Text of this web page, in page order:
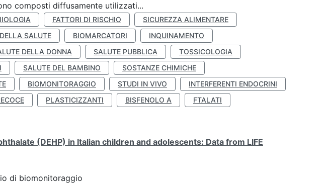
composti diffusamente utilizzati...
FATTORI DI RISCHIO
SICUREZZA ALIMENTARE
SALUTE BIOMARCATORI
INQUINAMENTO
DELLA DONNA SALUTE PUBBLICA
TOSSICOLOGIA
SALUTE DEL BAMBINO
SOSTANZE CHIMICHE
BIOMONITORAGGIO STUDI IN VIVO
INTERFERENTI ENDOCRINI
PLASTICIZZANTI BISFENOLO A
FTALATI
(DEHP) in Italian children and adolescents: Data from LIFE
di biomonitoraggio